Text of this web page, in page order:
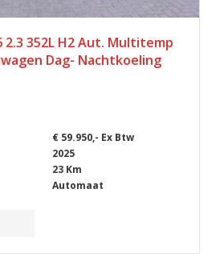
2.3 352L H2 Aut. Multitemp
Dag- Nachtkoeling
€ 59.950,- Ex Btw
2025
23 Km
Automaat